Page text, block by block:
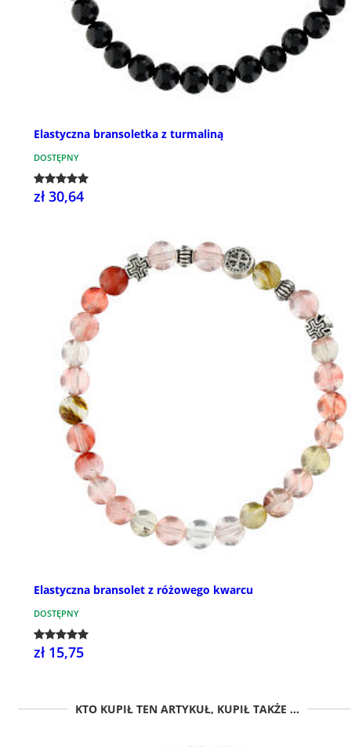
Elastyczna bransoletka z turmaliną
DOSTĘPNY
zł 30,64
Elastyczna bransolet z różowego kwarcu
DOSTĘPNY
zł 15,75
KTO KUPIŁ TEN ARTYKUŁ, KUPIŁ TAKŻE ...